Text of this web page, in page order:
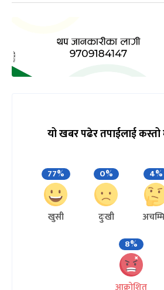
यो खबर पढेर तपाईलाई
77%
खुसी
0%
दुःखी
4%
8%